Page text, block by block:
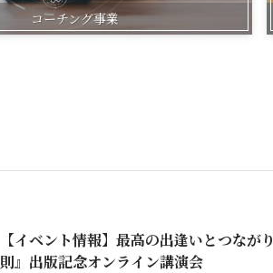
コーチング事業
【イベント情報】最高の出逢いとつなが
則』出版記念オンライン講演会